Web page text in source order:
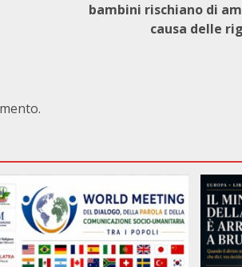
bambini rischiano di
causa delle